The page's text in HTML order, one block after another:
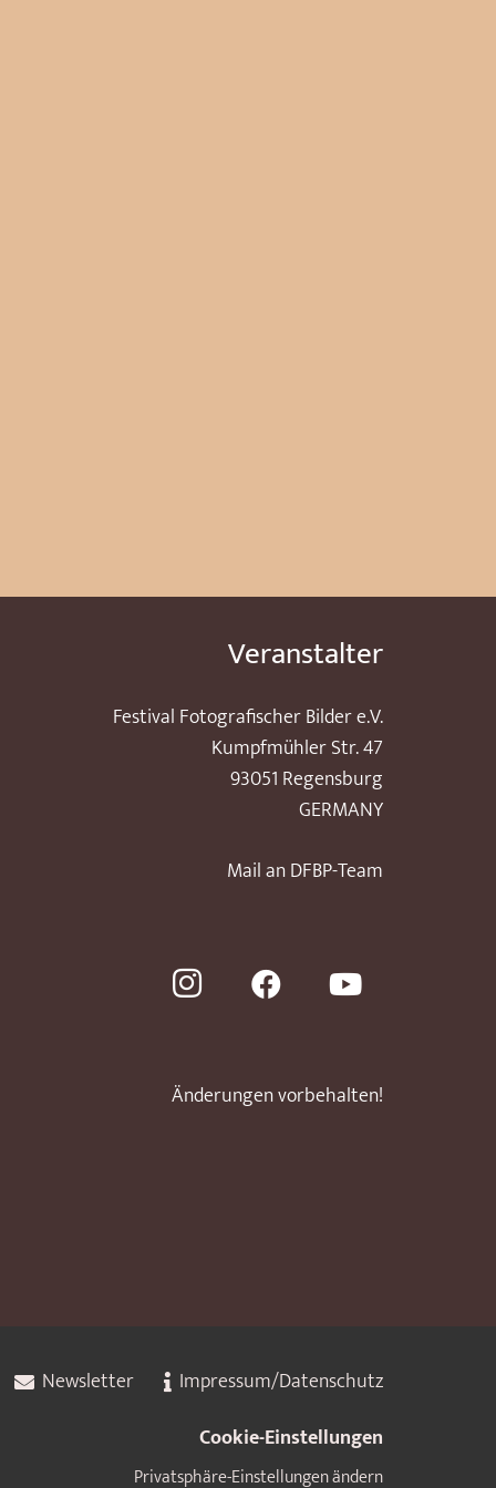
Veranstalter
Festival Fotografischer Bilder e.V.
Kumpfmühler Str. 47
93051 Regensburg
GERMANY
Mail an DFBP-Team
Änderungen vorbehalten!
Newsletter
Impressum/Datenschutz
Cookie-Einstellungen
Privatsphäre-Einstellungen ändern